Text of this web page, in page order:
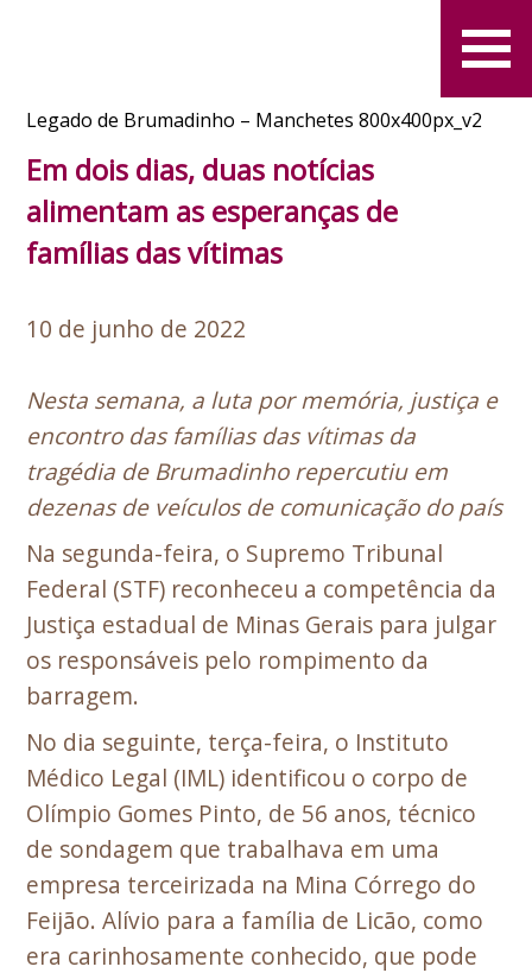
Legado de Brumadinho – Manchetes 800x400px_v2
Em dois dias, duas notícias
alimentam as esperanças de
famílias das vítimas
10 de junho de 2022
Nesta semana, a luta por memória, justiça e
encontro das famílias das vítimas da
tragédia de Brumadinho repercutiu em
dezenas de veículos de comunicação do país
Na segunda-feira, o Supremo Tribunal
Federal (STF) reconheceu a competência da
Justiça estadual de Minas Gerais para julgar
os responsáveis pelo rompimento da
barragem.
No dia seguinte, terça-feira, o Instituto
Médico Legal (IML) identificou o corpo de
Olímpio Gomes Pinto, de 56 anos, técnico
de sondagem que trabalhava em uma
empresa terceirizada na Mina Córrego do
Feijão. Alívio para a família de Licão, como
era carinhosamente conhecido, que pode